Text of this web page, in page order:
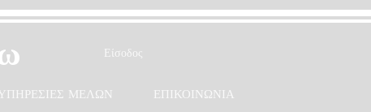
Είσοδος
ΜΕΛΩΝ ΕΠΙΚΟΙΝΩΝΙΑ